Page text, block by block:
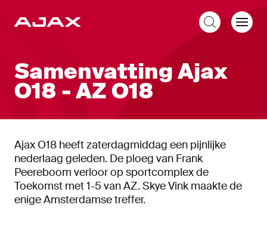
Samenvatting Ajax
O18 - AZ O18
Ajax O18 heeft zaterdagmiddag een pijnlijke
nederlaag geleden. De ploeg van Frank
Peereboom verloor op sportcomplex de
Toekomst met 1-5 van AZ. Skye Vink maakte de
enige Amsterdamse treffer.